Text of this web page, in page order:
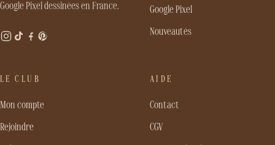
Google Pixel dessinées en France.
Google Pixel
Nouveautés
LE CLUB
Mon compte
Rejoindre
AIDE
Contact
CGV